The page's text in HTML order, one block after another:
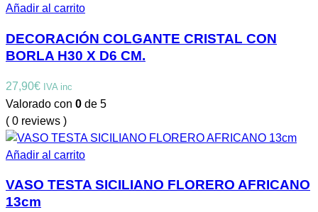
Añadir al carrito
DECORACIÓN COLGANTE CRISTAL CON
BORLA H30 X D6 CM.
27,90€ IVA inc
Valorado con 0 de 5
( 0 reviews )
Añadir al carrito
VASO TESTA SICILIANO FLORERO AFRICANO
13cm